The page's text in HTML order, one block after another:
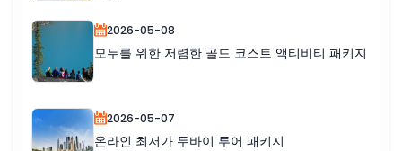
2026-05-08
모두를 위한 저렴한 골드 코스트 액티비티 패키지
2026-05-07
온라인 최저가 두바이 투어 패키지